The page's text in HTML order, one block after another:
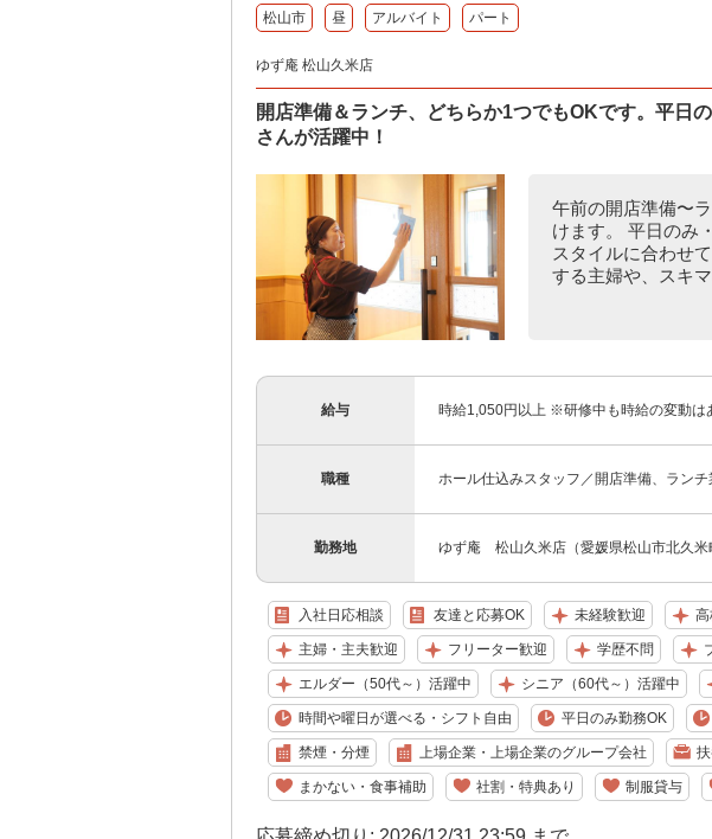
松山市 昼 アルバイト パート
ゆず庵 松山久米店
開店準備＆ランチ、どちらか1つでもOKです。平日
さんが活躍中！
午前の開店準備〜
けます。 平日のみ
スタイルに合わせ
する主婦や、スキ
給与 時給1,050円以上 ※研修中も時給の変動は
職種 ホール仕込みスタッフ／開店準備、ランチ
勤務地 ゆず庵 松山久米店（愛媛県松山市北久米
入社日応相談 友達と応募OK 未経験歓迎 高
主婦・主夫歓迎 フリーター歓迎 学歴不問
エルダー（50代～）活躍中 シニア（60代～）活躍中
時間や曜日が選べる・シフト自由 平日のみ勤務OK
禁煙・分煙 上場企業・上場企業のグループ会社
まかない・食事補助 社割・特典あり 制服貸与